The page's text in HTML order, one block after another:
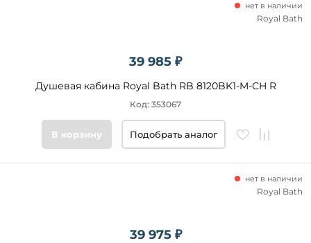
39 985 ₽
Душевая кабина Royal Bath RB 8120BK1-M-CH R
нет в наличии
Код: 353067
Royal Bath
В корзину Подобрать аналог
39 975 ₽
нет в наличии
Royal Bath